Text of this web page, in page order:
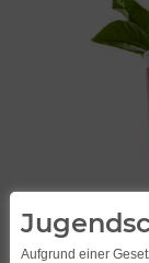
Aufgrund einer